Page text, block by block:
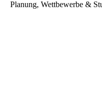
Planung, Wettbewerbe &